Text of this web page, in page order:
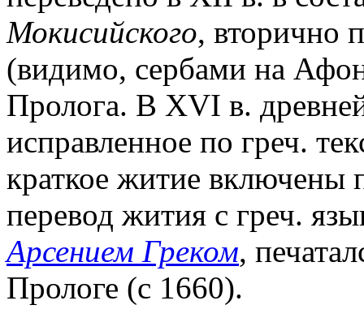
Мокисийского, вторично
(видимо, сербами на
Пролога. В XVI в.
исправленное по греч.
краткое житие
перевод жития с греч.
Арсением Греком,
Прологе (с 1660).